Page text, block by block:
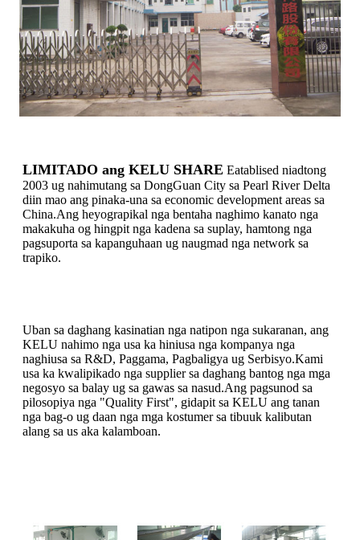
LIMITADO ang KELU SHARE Eatablised niadtong
2003 ug nahimutang sa DongGuan City sa Pearl River Delta
diin mao ang pinaka-una sa economic development areas sa
China.Ang heyograpikal nga bentaha naghimo kanato nga
makakuha og hingpit nga kadena sa suplay, hamtong nga
pagsuporta sa kapanguhaan ug naugmad nga network sa
trapiko.
Uban sa daghang kasinatian nga natipon nga sukaranan, ang
KELU nahimo nga usa ka hiniusa nga kompanya nga
naghiusa sa R&D, Paggama, Pagbaligya ug Serbisyo.Kami
usa ka kwalipikado nga supplier sa daghang bantog nga mga
negosyo sa balay ug sa gawas sa nasud.Ang pagsunod sa
pilosopiya nga "Quality First", gidapit sa KELU ang tanan
nga bag-o ug daan nga mga kostumer sa tibuuk kalibutan
alang sa us aka kalamboan.